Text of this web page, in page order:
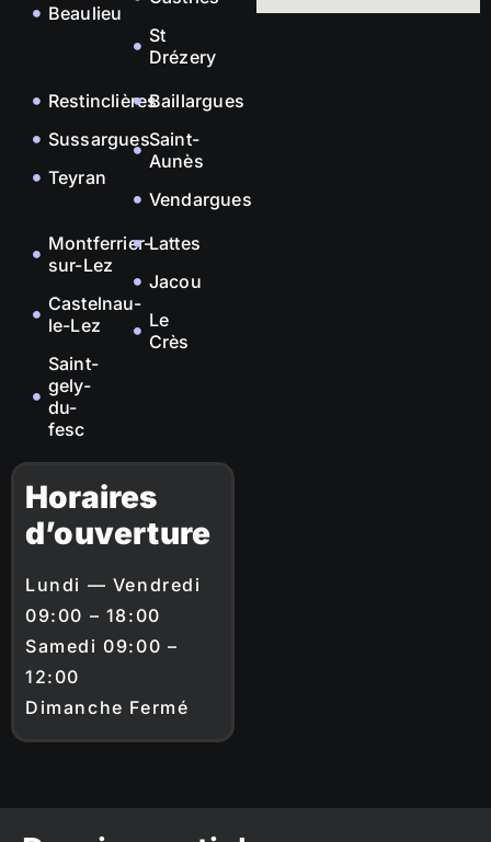
Beaulieu
St
Drézery
Restinclières
Sussargues
Teyran
Baillargues
Saint-
Aunès
Vendargues
Montferrier-
sur-Lez
Castelnau-
le-Lez
Saint-
gely-
du-
fesc
Lattes
Jacou
Le
Crès
Horaires
d’ouverture
Lundi — Vendredi
09:00 – 18:00
Samedi 09:00 –
12:00
Dimanche Fermé